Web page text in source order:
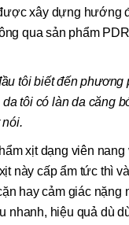
xây dựng hướng
qua sản phẩm
tôi biết đến phương
tôi có làn da căng
xịt dạng viên nang
này cấp ẩm tức thì
hay cảm giác nặng
nhanh, hiệu quả dù